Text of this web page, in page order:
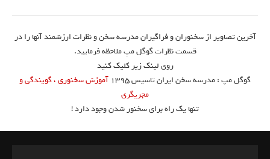
آخرین تصاویر از سخنوران و فراگیران مدرسه سخن و نظرات ارزشمند آنها را در
قسمت نظرات گوگل مپ ملاحظه فرمایید.
روی لینک زیر کلیک کنید
گوگل مپ : مدرسه سخن ایران تاسیس ۱۳۹۵
آموزش سخنوری ، گویندگی و
مجریگری
تنها یک راه برای سخنور شدن وجود دارد !